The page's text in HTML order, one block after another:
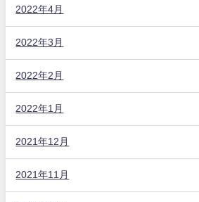
2022年4月
2022年3月
2022年2月
2022年1月
2021年12月
2021年11月